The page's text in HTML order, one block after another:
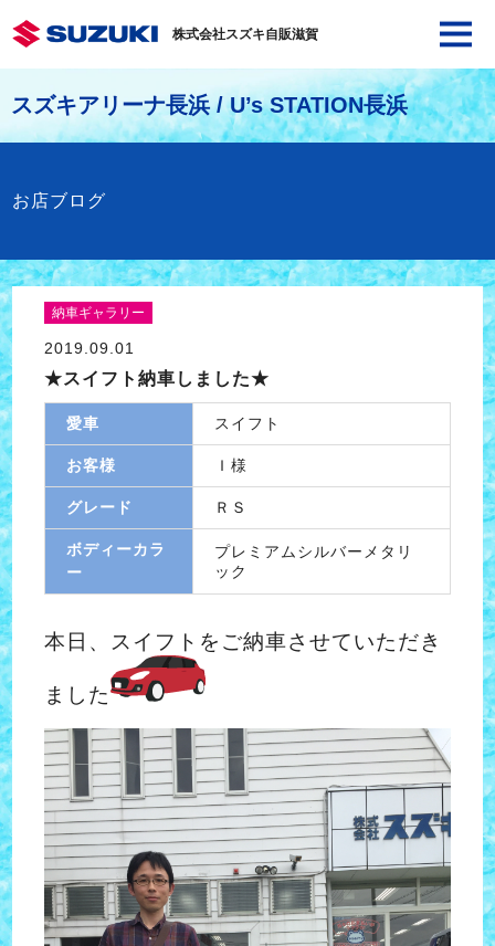
株式会社スズキ自販滋賀
スズキアリーナ長浜 / U’s STATION長浜
お店ブログ
納車ギャラリー
2019.09.01
★スイフト納車しました★
愛車 スイフト
お客様 Ｉ様
グレード ＲＳ
ボディーカラ
ー
プレミアムシルバーメタリ
ック
本日、スイフトをご納車させていただき
ました